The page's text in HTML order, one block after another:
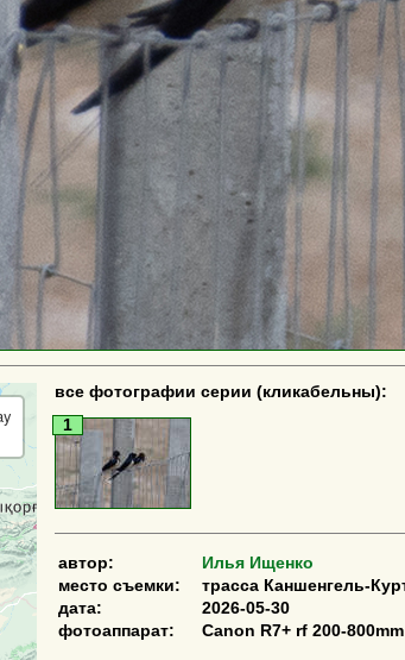
все фотографии серии (кликабельны):
1
автор:
Илья Ищенко
место съемки:
трасса Каншенгель-
дата:
2026-05-30
фотоаппарат:
Canon R7+ rf 200-800mm